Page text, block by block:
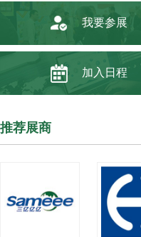
我要参展
加入日程
推荐展商